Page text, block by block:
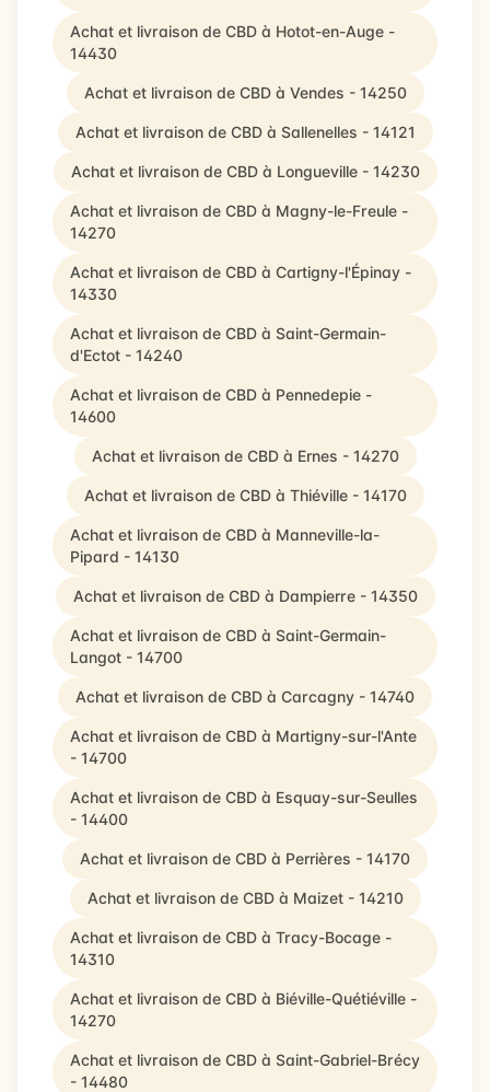
Achat et livraison de CBD à Hotot-en-Auge -
14430
Achat et livraison de CBD à Vendes - 14250
Achat et livraison de CBD à Sallenelles - 14121
Achat et livraison de CBD à Longueville - 14230
Achat et livraison de CBD à Magny-le-Freule -
14270
Achat et livraison de CBD à Cartigny-l'Épinay -
14330
Achat et livraison de CBD à Saint-Germain-
d'Ectot - 14240
Achat et livraison de CBD à Pennedepie -
14600
Achat et livraison de CBD à Ernes - 14270
Achat et livraison de CBD à Thiéville - 14170
Achat et livraison de CBD à Manneville-la-
Pipard - 14130
Achat et livraison de CBD à Dampierre - 14350
Achat et livraison de CBD à Saint-Germain-
Langot - 14700
Achat et livraison de CBD à Carcagny - 14740
Achat et livraison de CBD à Martigny-sur-l'Ante
- 14700
Achat et livraison de CBD à Esquay-sur-Seulles
- 14400
Achat et livraison de CBD à Perrières - 14170
Achat et livraison de CBD à Maizet - 14210
Achat et livraison de CBD à Tracy-Bocage -
14310
Achat et livraison de CBD à Biéville-Quétiéville -
14270
Achat et livraison de CBD à Saint-Gabriel-Brécy
- 14480